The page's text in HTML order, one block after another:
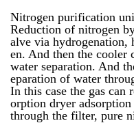
Nitrogen purification
Reduction of nitrogen
alve via hydrogenation,
en. And then the cooler
water separation. And
eparation of water
In this case the gas can
orption dryer
through the filter, pure